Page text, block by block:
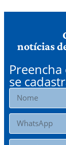
notícias
se